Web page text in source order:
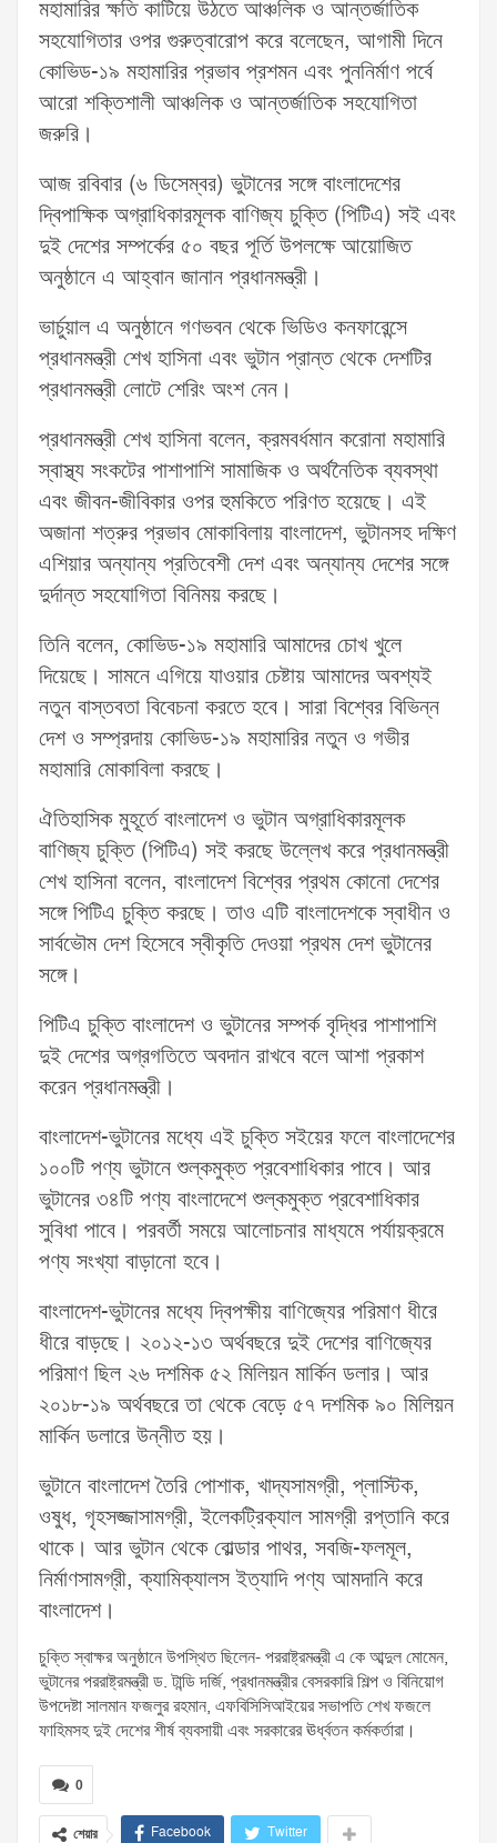
মহামারির ক্ষতি কাটিয়ে উঠতে আঞ্চলিক ও আন্তর্জাতিক
সহযোগিতার ওপর গুরুত্বারোপ করে বলেছেন, আগামী দিনে
কোভিড-১৯ মহামারির প্রভাব প্রশমন এবং পুননির্মাণ পর্বে
আরো শক্তিশালী আঞ্চলিক ও আন্তর্জাতিক সহযোগিতা
জরুরি।
আজ রবিবার (৬ ডিসেম্বর) ভুটানের সঙ্গে বাংলাদেশের
দ্বিপাক্ষিক অগ্রাধিকারমূলক বাণিজ্য চুক্তি (পিটিএ) সই এবং
দুই দেশের সম্পর্কের ৫০ বছর পূর্তি উপলক্ষে আয়োজিত
অনুষ্ঠানে এ আহ্বান জানান প্রধানমন্ত্রী।
ভার্চুয়াল এ অনুষ্ঠানে গণভবন থেকে ভিডিও কনফারেন্সে
প্রধানমন্ত্রী শেখ হাসিনা এবং ভুটান প্রান্ত থেকে দেশটির
প্রধানমন্ত্রী লোটে শেরিং অংশ নেন।
প্রধানমন্ত্রী শেখ হাসিনা বলেন, ক্রমবর্ধমান করোনা মহামারি
স্বাস্থ্য সংকটের পাশাপাশি সামাজিক ও অর্থনৈতিক ব্যবস্থা
এবং জীবন-জীবিকার ওপর হুমকিতে পরিণত হয়েছে। এই
অজানা শত্রুর প্রভাব মোকাবিলায় বাংলাদেশ, ভুটানসহ দক্ষিণ
এশিয়ার অন্যান্য প্রতিবেশী দেশ এবং অন্যান্য দেশের সঙ্গে
দুর্দান্ত সহযোগিতা বিনিময় করছে।
তিনি বলেন, কোভিড-১৯ মহামারি আমাদের চোখ খুলে
দিয়েছে। সামনে এগিয়ে যাওয়ার চেষ্টায় আমাদের অবশ্যই
নতুন বাস্তবতা বিবেচনা করতে হবে। সারা বিশ্বের বিভিন্ন
দেশ ও সম্প্রদায় কোভিড-১৯ মহামারির নতুন ও গভীর
মহামারি মোকাবিলা করছে।
ঐতিহাসিক মুহূর্তে বাংলাদেশ ও ভুটান অগ্রাধিকারমূলক
বাণিজ্য চুক্তি (পিটিএ) সই করছে উল্লেখ করে প্রধানমন্ত্রী
শেখ হাসিনা বলেন, বাংলাদেশ বিশ্বের প্রথম কোনো দেশের
সঙ্গে পিটিএ চুক্তি করছে। তাও এটি বাংলাদেশকে স্বাধীন ও
সার্বভৌম দেশ হিসেবে স্বীকৃতি দেওয়া প্রথম দেশ ভুটানের
সঙ্গে।
পিটিএ চুক্তি বাংলাদেশ ও ভুটানের সম্পর্ক বৃদ্ধির পাশাপাশি
দুই দেশের অগ্রগতিতে অবদান রাখবে বলে আশা প্রকাশ
করেন প্রধানমন্ত্রী।
বাংলাদেশ-ভুটানের মধ্যে এই চুক্তি সইয়ের ফলে বাংলাদেশের
১০০টি পণ্য ভুটানে শুল্কমুক্ত প্রবেশাধিকার পাবে। আর
ভুটানের ৩৪টি পণ্য বাংলাদেশে শুল্কমুক্ত প্রবেশাধিকার
সুবিধা পাবে। পরবর্তী সময়ে আলোচনার মাধ্যমে পর্যায়ক্রমে
পণ্য সংখ্যা বাড়ানো হবে।
বাংলাদেশ-ভুটানের মধ্যে দ্বিপক্ষীয় বাণিজ্যের পরিমাণ ধীরে
ধীরে বাড়ছে। ২০১২-১৩ অর্থবছরে দুই দেশের বাণিজ্যের
পরিমাণ ছিল ২৬ দশমিক ৫২ মিলিয়ন মার্কিন ডলার। আর
২০১৮-১৯ অর্থবছরে তা থেকে বেড়ে ৫৭ দশমিক ৯০ মিলিয়ন
মার্কিন ডলারে উন্নীত হয়।
ভুটানে বাংলাদেশ তৈরি পোশাক, খাদ্যসামগ্রী, প্লাস্টিক,
ওষুধ, গৃহসজ্জাসামগ্রী, ইলেকট্রিক্যাল সামগ্রী রপ্তানি করে
থাকে। আর ভুটান থেকে বোল্ডার পাথর, সবজি-ফলমূল,
নির্মাণসামগ্রী, ক্যামিক্যালস ইত্যাদি পণ্য আমদানি করে
বাংলাদেশ।
চুক্তি স্বাক্ষর অনুষ্ঠানে উপস্থিত ছিলেন- পররাষ্ট্রমন্ত্রী এ কে আব্দুল মোমেন,
ভুটানের পররাষ্ট্রমন্ত্রী ড. টান্ডি দর্জি, প্রধানমন্ত্রীর বেসরকারি শিল্প ও বিনিয়োগ
উপদেষ্টা সালমান ফজলুর রহমান, এফবিসিসিআইয়ের সভাপতি শেখ ফজলে
ফাহিমসহ দুই দেশের শীর্ষ ব্যবসায়ী এবং সরকারের ঊর্ধ্বতন কর্মকর্তারা।
0
শেয়ার Facebook Twitter